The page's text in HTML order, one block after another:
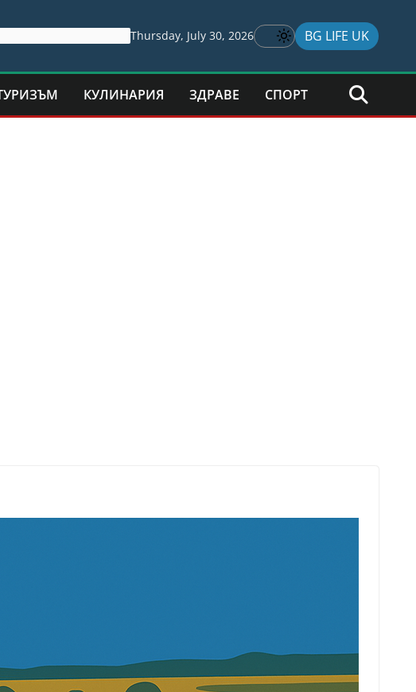
Thursday, July 30, 2026 BG LIFE UK
КУЛИНАРИЯ ЗДРАВЕ СПОРТ